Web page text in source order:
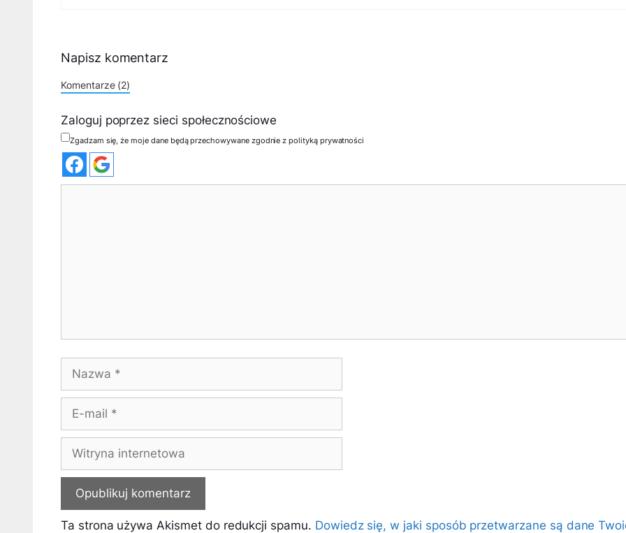
Napisz komentarz
Komentarze (2)
Zaloguj poprzez sieci społecznościowe
Zgadzam się, że moje dane będą przechowywane zgodnie z polityką prywatności
mail
internetowa
Ta strona używa Akismet do redukcji spamu. Dowiedz się, w jaki sposób przetwarzane są dane